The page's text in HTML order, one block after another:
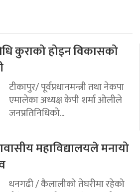
कुराको होइन विकासको
टीकापुर/ पूर्वप्रधानमन्त्री तथा नेकपा
एमालेका अध्यक्ष केपी शर्मा ओलीले
जनप्रतिनिधिको...
महाविद्यालयले मनायो
धनगढी / कैलालीको तेघरीमा रहेको